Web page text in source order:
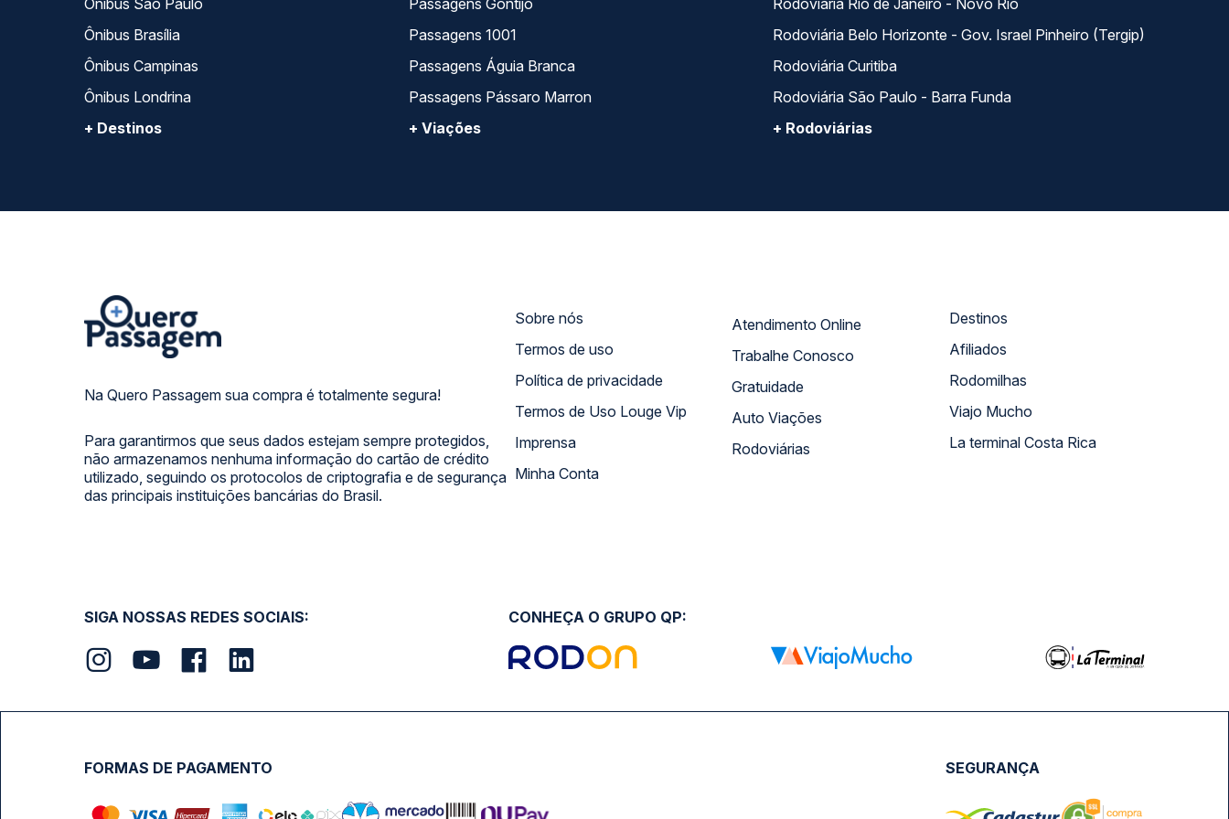
Ônibus São Paulo
Ônibus Brasília
Ônibus Campinas
Ônibus Londrina
+ Destinos
Passagens Gontijo
Passagens 1001
Passagens Águia Branca
Passagens Pássaro Marron
+ Viações
Rodoviária Rio de Janeiro - Novo Rio
Rodoviária Belo Horizonte - Gov. Israel Pinheiro (Tergip)
Rodoviária Curitiba
Rodoviária São Paulo - Barra Funda
+ Rodoviárias
Na Quero Passagem sua compra é totalmente segura!
Para garantirmos que seus dados estejam sempre protegidos,
não armazenamos nenhuma informação do cartão de crédito
utilizado, seguindo os protocolos de criptografia e de segurança
das principais instituições bancárias do Brasil.
Sobre nós
Termos de uso
Política de privacidade
Termos de Uso Louge Vip
Imprensa
Minha Conta
Atendimento Online
Trabalhe Conosco
Gratuidade
Auto Viações
Rodoviárias
Destinos
Afiliados
Rodomilhas
Viajo Mucho
La terminal Costa Rica
SIGA NOSSAS REDES SOCIAIS: CONHEÇA O GRUPO QP:
FORMAS DE PAGAMENTO SEGURANÇA